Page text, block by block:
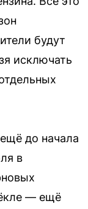
будут
исключать
до начала
в
— ещё